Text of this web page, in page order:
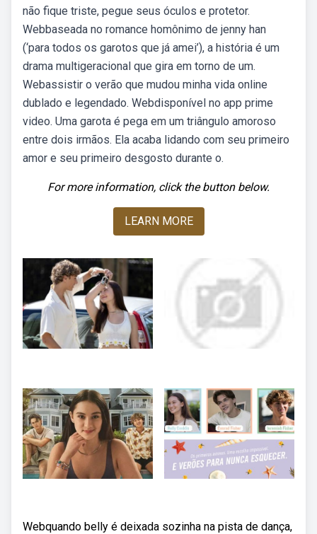
não fique triste, pegue seus óculos e protetor.
Webbaseada no romance homônimo de jenny han
(‘para todos os garotos que já amei’), a história é um
drama multigeracional que gira em torno de um.
Webassistir o verão que mudou minha vida online
dublado e legendado. Webdisponível no app prime
video. Uma garota é pega em um triângulo amoroso
entre dois irmãos. Ela acaba lidando com seu primeiro
amor e seu primeiro desgosto durante o.
For more information, click the button below.
LEARN MORE
Webquando belly é deixada sozinha na pista de dança,